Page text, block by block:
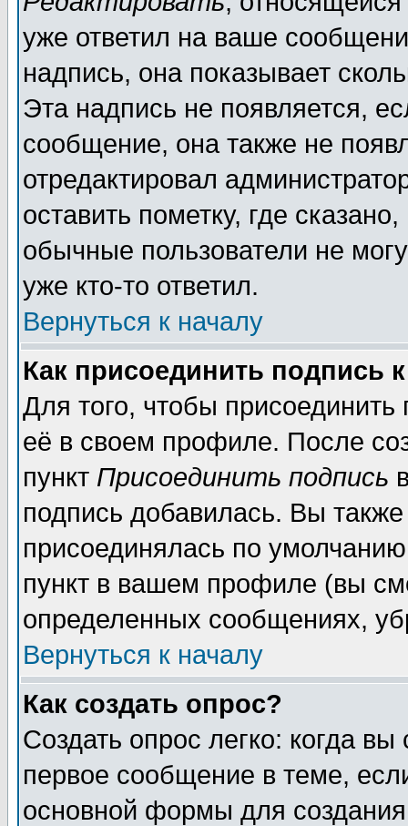
уже ответил на ваше
надпись, она показывает
Эта надпись не появляется,
сообщение, она также не
отредактировал
оставить пометку, где
обычные пользователи не
уже кто-то ответил.
Вернуться к началу
Как присоединить подпись
Для того, чтобы
её в своем профиле. После
пункт Присоединить подпись
подпись добавилась. Вы
присоединялась по
пункт в вашем профиле (вы
определенных сообщениях,
Вернуться к началу
Как создать опрос?
Создать опрос легко: когда
первое сообщение в теме,
основной формы для